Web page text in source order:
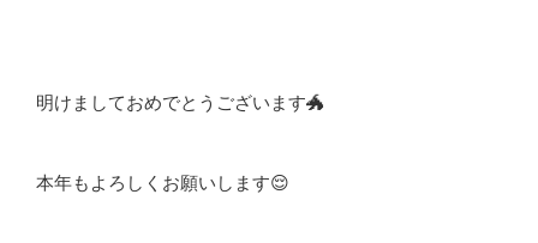
明けましておめでとうございます🐲
本年もよろしくお願いします😌